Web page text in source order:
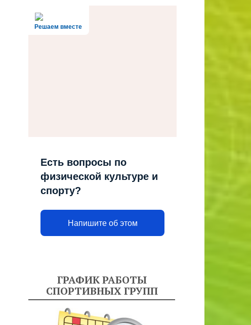
Решаем вместе
Есть вопросы по
физической культуре и
спорту?
Напишите об этом
ГРАФИК РАБОТЫ
СПОРТИВНЫХ ГРУПП